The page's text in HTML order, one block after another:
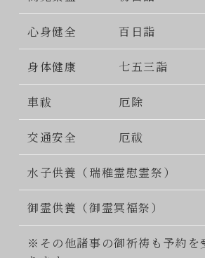
心身健全 百日詣
身体健康 七五三詣
車祓 厄除
交通安全 厄祓
水子供養（瑞稚霊慰霊祭）
御霊供養（御霊冥福祭）
※その他諸事の御祈祷も予約を